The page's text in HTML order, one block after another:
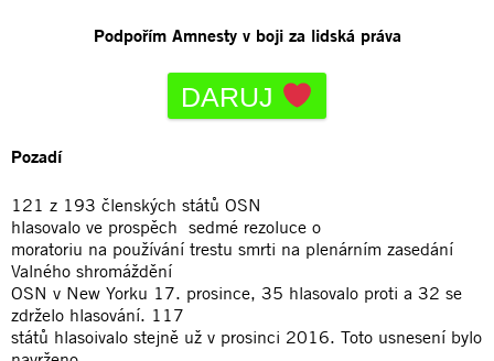
Podpořím Amnesty v boji za lidská práva
DARUJ
Pozadí
121 z 193 členských států OSN
hlasovalo ve prospěch sedmé rezoluce o
moratoriu na používání trestu smrti na plenárním zasedání
Valného shromáždění
OSN v New Yorku 17. prosince, 35 hlasovalo proti a 32 se
zdrželo hlasování. 117
států hlasoivalo stejně už v prosinci 2016. Toto usnesení bylo